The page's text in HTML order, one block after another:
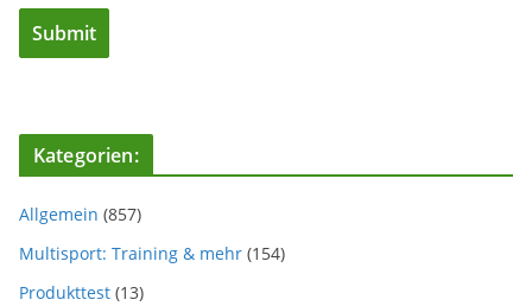
Kategorien:
Allgemein (857)
Multisport: Training & mehr (154)
Produkttest (13)